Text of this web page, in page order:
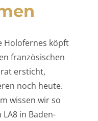
Holofernes köpft
französischen
ersticht,
noch heute.
wissen wir so
in Baden-